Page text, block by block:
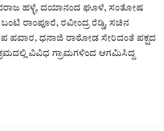
ಹಳ್ಳೆ, ದಯಾನಂದ ಘೂಳೆ, ಸಂತೋಷ
ರಾಂಪೂರೆ, ರವೀಂದ್ರ ರೆಡ್ಡಿ, ಸಚಿನ
ಪವಾರ, ಧನಾಜಿ ರಾಠೋಡ ಸೇರಿದಂತೆ ಪಕ್ಷದ
ವಿವಿಧ ಗ್ರಾಮಗಳಿಂದ ಆಗಮಿಸಿದ್ದ